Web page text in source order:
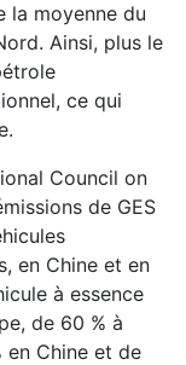
la moyenne du
Ainsi, plus le
ce qui
Council on
de GES
en Chine et en
à essence
de 60 % à
en Chine et de